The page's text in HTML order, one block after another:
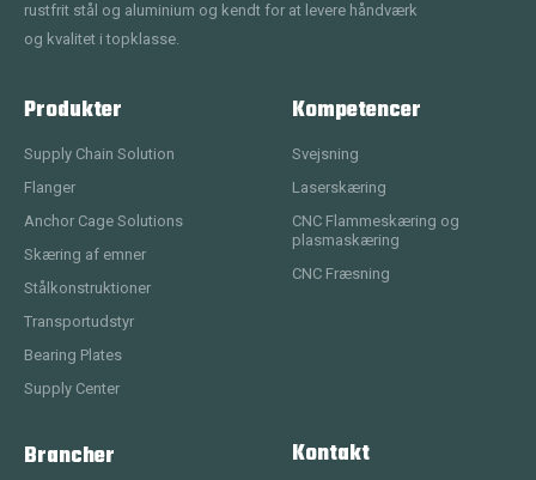
rustfrit stål og aluminium og kendt for at levere håndværk
og kvalitet i topklasse.
Produkter
Supply Chain Solution
Flanger
Anchor Cage Solutions
Skæring af emner
Stålkonstruktioner
Transportudstyr
Bearing Plates
Supply Center
Kompetencer
Svejsning
Laserskæring
CNC Flammeskæring og
plasmaskæring
CNC Fræsning
Brancher Kontakt